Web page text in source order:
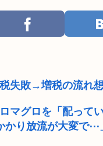
れたのか今でもわから
うすけ、埼玉県知事
量が4割も激減してし
失敗→増税の流れ
ロマグロを「配っ
かり放流が大変で⋯